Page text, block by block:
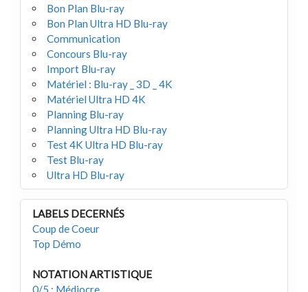
Bon Plan Blu-ray
Bon Plan Ultra HD Blu-ray
Communication
Concours Blu-ray
Import Blu-ray
Matériel : Blu-ray _ 3D _ 4K
Matériel Ultra HD 4K
Planning Blu-ray
Planning Ultra HD Blu-ray
Test 4K Ultra HD Blu-ray
Test Blu-ray
Ultra HD Blu-ray
LABELS DECERNÉS
Coup de Coeur
Top Démo
NOTATION ARTISTIQUE
0/5 : Médiocre